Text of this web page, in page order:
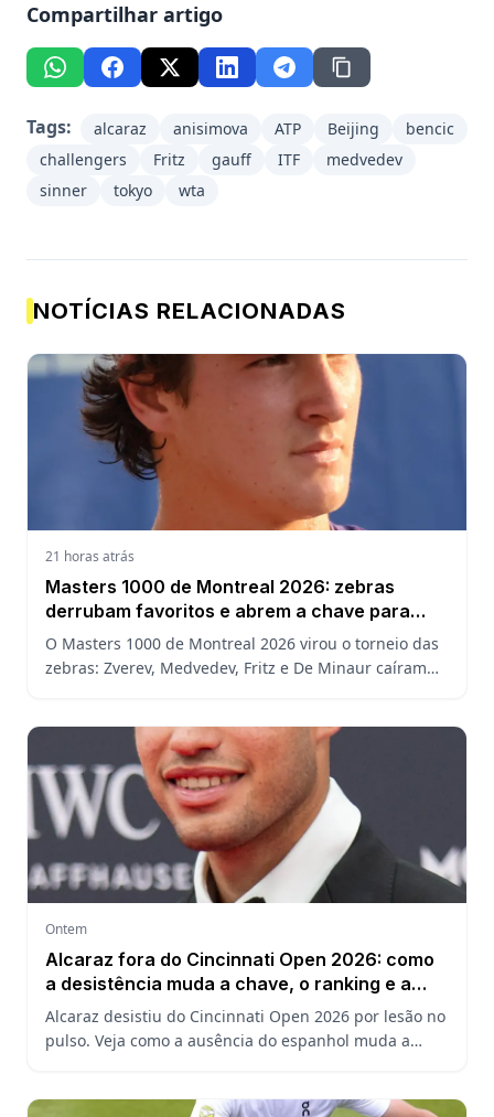
Compartilhar artigo
Tags: alcaraz anisimova ATP Beijing
bencic
challengers
Fritz gauff ITF
medvedev
sinner
tokyo wta
NOTÍCIAS RELACIONADAS
21 horas atrás
Masters 1000 de Montreal 2026: zebras
derrubam favoritos e abrem a chave para
João Fonseca
O Masters 1000 de Montreal 2026 virou o torneio das
zebras: Zverev, Medvedev, Fritz e De Minaur caíram
Ontem
Alcaraz fora do Cincinnati Open 2026: como
a desistência muda a chave, o ranking e a
defesa do US Open
Alcaraz desistiu do Cincinnati Open 2026 por lesão no
pulso. Veja como a ausência do espanhol muda a